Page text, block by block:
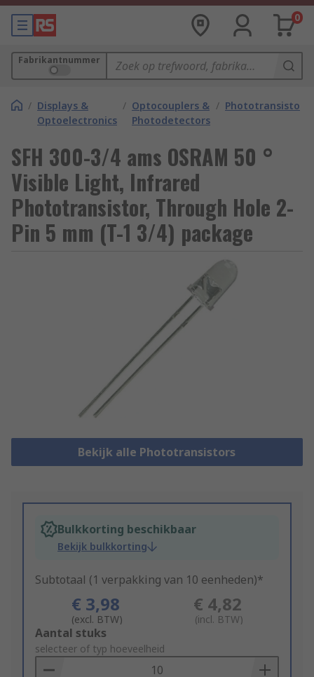
0
Fabrikantnummer
/ Displays &
Optoelectronics
/ Optocouplers &
Photodetectors
/ Phototransistors
SFH 300-3/4 ams OSRAM 50 °
Visible Light, Infrared
Phototransistor, Through Hole 2-
Pin 5 mm (T-1 3/4) package
Bekijk alle Phototransistors
Bulkkorting beschikbaar
Bekijk bulkkorting
Subtotaal (1 verpakking van 10 eenheden)*
€ 3,98
(excl. BTW)
€ 4,82
(incl. BTW)
Add
to
Basket
Aantal stuks
selecteer of typ hoeveelheid